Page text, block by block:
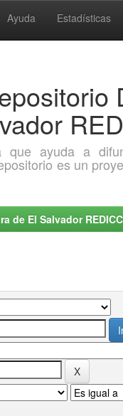
Ayuda Estadísticas
que ayuda a
es un
de El Salvador